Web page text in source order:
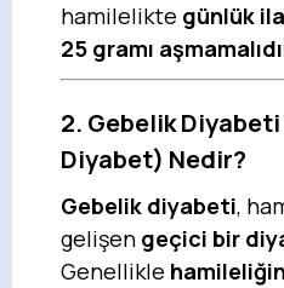
hamilelikte günlük
25 gramı
2. Gebelik
Diyabet) Nedir?
Gebelik diyabeti,
gelişen geçici bir
Genellikle